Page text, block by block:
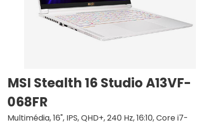
MSI Stealth 16 Studio A13VF-
068FR
Multimédia, 16", IPS, QHD+, 240 Hz, 16:10, Core i7-